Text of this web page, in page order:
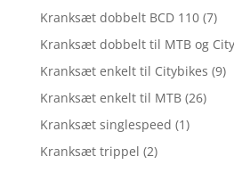
Kranksæt dobbelt BCD 110 (7)
Kranksæt dobbelt til MTB og
Kranksæt enkelt til Citybikes (9)
Kranksæt enkelt til MTB (26)
Kranksæt singlespeed (1)
Kranksæt trippel (2)